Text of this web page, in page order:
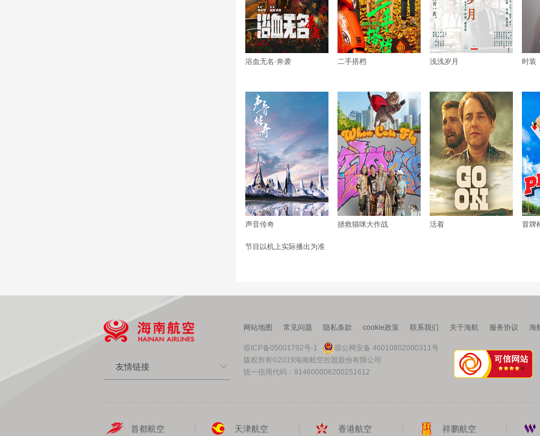
浴血无名·奔袭 二手搭档 浅浅岁月 时装
声音传奇 拯救猫咪大作战 活着 冒牌
节目以机上实际播出为准
友情链接
网站地图 常见问题 隐私条款 cookie政策 联系我们 关于海航 服务协议 海
琼ICP备05001792号-1
琼公网安备 46010802000311号
版权所有©2019海南航空控股股份有限公司
统一信用代码：914600006200251612
首都航空 天津航空 香港航空 祥鹏航空